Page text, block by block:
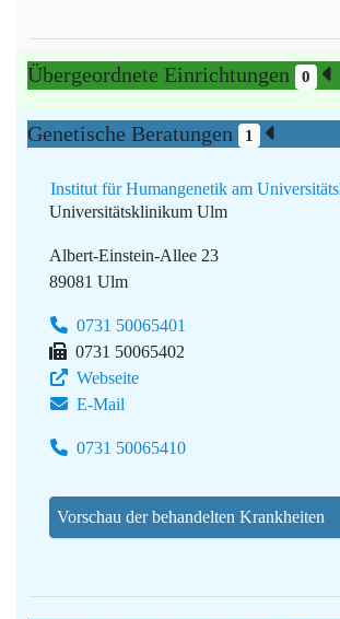
Übergeordnete Einrichtungen 0
Genetische Beratungen 1
Institut für Humangenetik am
Universitätsklinikum Ulm
Albert-Einstein-Allee 23
89081 Ulm
0731 50065401
0731 50065402
Webseite
E-Mail
0731 50065410
Vorschau der behandelten Krankheiten